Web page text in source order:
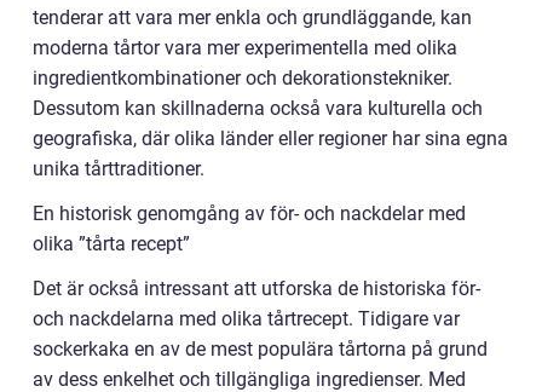
tenderar att vara mer enkla och grundläggande, kan
moderna tårtor vara mer experimentella med olika
ingredientkombinationer och dekorationstekniker.
Dessutom kan skillnaderna också vara kulturella och
geografiska, där olika länder eller regioner har sina egna
unika tårttraditioner.
En historisk genomgång av för- och nackdelar med
olika ”tårta recept”
Det är också intressant att utforska de historiska för-
och nackdelarna med olika tårtrecept. Tidigare var
sockerkaka en av de mest populära tårtorna på grund
av dess enkelhet och tillgängliga ingredienser. Med